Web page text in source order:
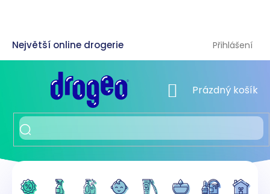
Přihlášení
NÁKUPNÍ KOŠÍK
Prázdný košík